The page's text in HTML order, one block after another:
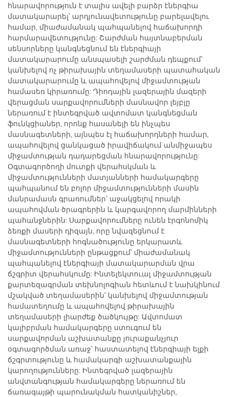
հնարավորություն է տալիս ավելի բարձր էներգիա
մատակարարել՝ արդյունավետությունը բարելավելու
համար, միաժամանակ պահպանելով հաճախորդի
հարմարավետությունը: Շարժման հայտնաբերման
սենսորները կանգնեցնում են էներգիայի
մատակարարումը անսպասելի շարժման դեպքում՝
կանխելով ոչ թիրախային տեղամասերի պատահական
մատակարարումը և ապահովելով միջամտության
համասեռ կիրառումը: Դիոդային լազերային մազերի
վերացման սարքավորումների մասնավոր լեյբլը
ներառում է ինտեգրված ավտոմատ կանգնեցման
ֆունկցիաներ, որոնք հասանելի են ինչպես
մասնագետների, այնպես էլ հաճախորդների համար,
ապահովելով ցանկացած իրավիճակում անմիջապես
միջամտության դադարեցման հնարավորությունը:
Օգտագործողի մուտքի վերահսկման և
միջամտությունների մատյանների համակարգերը
պահպանում են բոլոր միջամտությունների մասին
մանրամասն գրառումներ՝ աջակցելով որակի
ապահովման ծրագրերին և կարգավորող մարմինների
պահանջներին: Սարքավորումները ունեն էրգոնոմիկ
ձեռքի մասերի դիզայն, որը նվազեցնում է
մասնագետների հոգնածությունը երկարատև
միջամտությունների ընթացքում՝ միաժամանակ
պահպանելով էներգիայի մատակարարման վրա
ճշգրիտ վերահսկումը: Ինտելեկտուալ միջամտության
քարտեզագրման տեխնոլոգիան հետևում է նախկինում
մշակված տեղամասերին՝ կանխելով միջամտության
համատեղումը և ապահովելով թիրախային
տեղամասերի լիարժեք ծածկույթը: Ավտոմատ
կալիբրման համակարգերը ստուգում են
սարքավորման աշխատանքը յուրաքանչյուր
օգտագործման առաջ՝ հաստատելով էներգիայի ելքի
ճշգրտությունը և համակարգի աշխատանքային
կարողությունները: Ինտեգրված լազերային
անվտանգության համակարգերը ներառում են
ճառագայթի պարունակման հատկանիշներ,